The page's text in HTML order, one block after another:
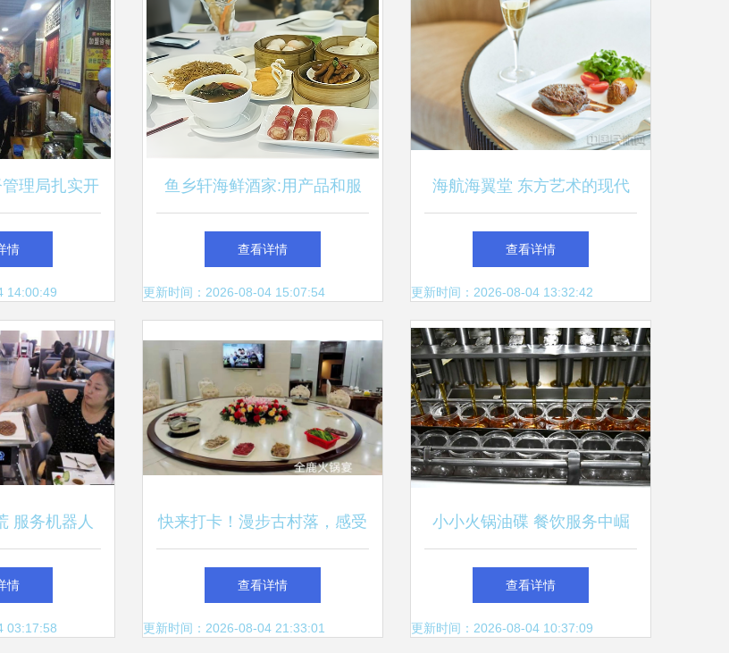
理局扎实开
饮服务单位
动
情
14:00:49
鱼乡轩海鲜酒家:用产品和服
务打动餐饮美食消费者
查看详情
更新时间：2026-08-04 15:07:54
海航海翼堂 东方艺术的现代
表达，点亮餐饮服务新境界
查看详情
更新时间：2026-08-04 13:32:42
服务机器人
利器？
情
03:17:58
快来打卡！漫步古村落，感受
慢时光，品味地道餐饮
查看详情
更新时间：2026-08-04 21:33:01
小小火锅油碟 餐饮服务中崛
起的“中国销量第一”
查看详情
更新时间：2026-08-04 10:37:09